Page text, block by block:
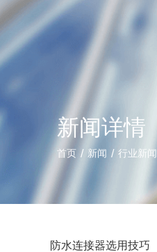
新闻详情
首页 / 新闻 / 行业新闻
防水连接器选用技巧